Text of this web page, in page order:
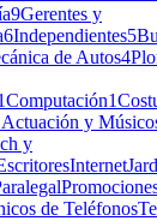
9Gerentes y
6Independientes5
de Autos4
Computación1
Actuación y
y
Internet
de Teléfonos